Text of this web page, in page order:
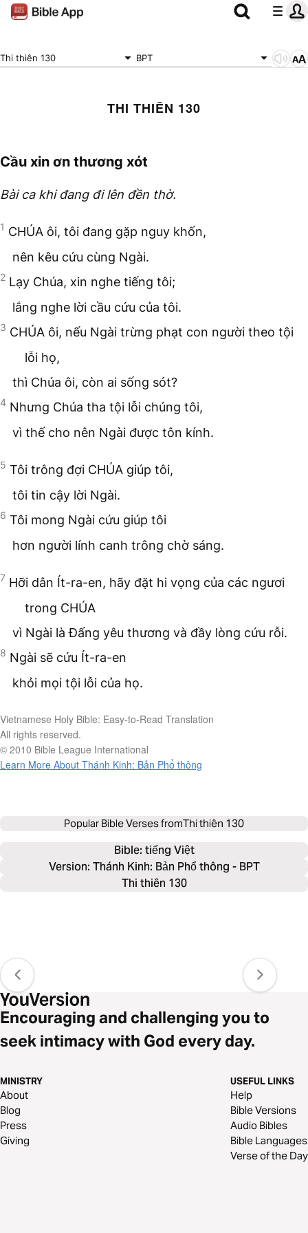
Thi thiên 130 BPT
THI THIÊN 130
Cầu xin ơn thương xót
Bài ca khi đang đi lên đền thờ.
1 CHÚA ôi, tôi đang gặp nguy khốn,
nên kêu cứu cùng Ngài.
2 Lạy Chúa, xin nghe tiếng tôi;
lắng nghe lời cầu cứu của tôi.
3 CHÚA ôi, nếu Ngài trừng phạt con người theo tội
lỗi họ,
thì Chúa ôi, còn ai sống sót?
4 Nhưng Chúa tha tội lỗi chúng tôi,
vì thế cho nên Ngài được tôn kính.
5 Tôi trông đợi CHÚA giúp tôi,
tôi tin cậy lời Ngài.
6 Tôi mong Ngài cứu giúp tôi
hơn người lính canh trông chờ sáng.
7 Hỡi dân Ít-ra-en, hãy đặt hi vọng của các ngươi
trong CHÚA
vì Ngài là Đấng yêu thương và đầy lòng cứu rỗi.
8 Ngài sẽ cứu Ít-ra-en
khỏi mọi tội lỗi của họ.
Vietnamese Holy Bible: Easy-to-Read Translation
All rights reserved.
© 2010 Bible League International
Learn More About Thánh Kinh: Bản Phổ thông
Popular Bible Verses fromThi thiên 130
Bible: tiếng Việt
Version: Thánh Kinh: Bản Phổ thông - BPT
Thi thiên 130
Encouraging and challenging you to
seek intimacy with God every day.
MINISTRY
About
Blog
Press
Giving
USEFUL LINKS
Help
Bible Versions
Audio Bibles
Bible Languages
Verse of the Day